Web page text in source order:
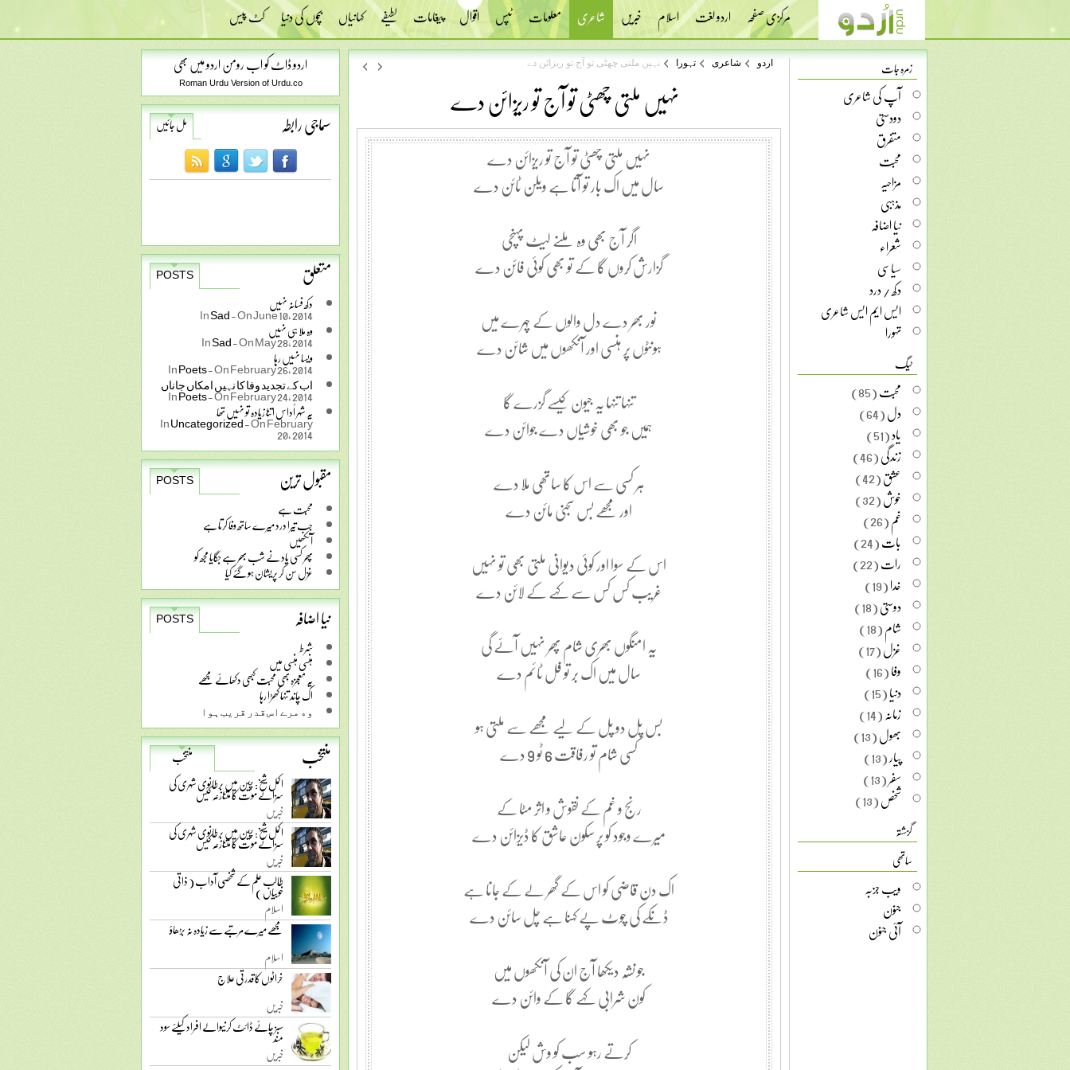
مرکزی صفحہ اردو لغت اسلام خبریں شاعری معلومات ٹپس اقوال پیغامات لطیفے کہانیاں بچوں کی دنیا کٹ پیس
اردو ڈاٹ کو اب رومن اردو میں بھی
Roman Urdu Version of Urdu.co
سماجی رابطہ مل جائیں
متعلق
POSTS
دکھ فسانہ نہیں
InSad-On June 10, 2014
وہ ملا ہی نہیں InSad-On May 28, 2014
ویسا نہیں رہا InPoets-On February 26, 2014
ﺍﺏ ﮐﮯ ﺗﺠﺪﯾﺪ ﻭﻓﺎ ﮐﺎ ﻧﮩﯿﮟ ﺍﻣﮑﺎﮞ ﺟﺎﻧﺎﮞ
InPoets-On February 24, 2014
یہ شہر اُداس اتنا زیادہ تو نہیں تھا InUncategorized-On February
20, 2014
مقبول ترین
POSTS
محبت ہے
جب تیرا درد میرے ساتھ وفا کرتا ہے
آنکھیں
پھر کسی یاد نے شب بھر ہے جگایا مجھ کو
غزل سن کر پریشان ہو گئے کیا
نیا اضافہ
POSTS
شرط
ہنسی ہنسی میں
یہ معجزہ بھی محبت کبھی دکھائے مجھے
اک چاند تنہا کھڑا رہا
ﻭﮦ ﻣﺮﮮ ﺍﺱ ﻗﺪﺭ ﻗﺮﯾﺐ ﮨﻮﺍ
منتخب
منتخب
اکمل شیخ: چین میں برطانوی شہری کی
سزائے موت کا متنازعہ کیس
خبریں
اکمل شیخ: چین میں برطانوی شہری کی
سزائے موت کا متنازعہ کیس
خبریں
طالب علم کے شخصی آداب ( ذاتی
خوبیاں )
اسلام
مجھے میرے مرتبے سے زیادہ نہ بڑھاؤ
اسلام
خراٹوں کا قدرتی علاج
خبریں
سبز چائے ڈائٹ کرنیوالے افراد کیلئے سود
مند
خبریں
اردو شاعری تہورا نہیں ملتی چھٹی تو آج تو ریزائن دے
نہیں ملتی چھٹی تو آج تو ریزائن دے
نہیں ملتی چھٹی تو آج تو ریزائن دے
سال میں اک بار تو آتا ہے ویلن ٹائن دے
اگر آج بھی وہ ملنے لیٹ پہنچی
گزارش کروں گا کے تو بھی کوئی فائن دے
نور بھر دے دل والوں کے چہرے میں
ہونٹوں پر ہنسی اور آنکھوں میں شائن دے
تنہا تنہا یہ جیون کیسے گزرے گا
ہمیں جو بھی خوشیاں دے جوائن دے
ہر کسی سے اس کا ساتھی ملا دے
اور مجھے بس سجنی مائن دے
اس کے سوا اور کوئی دیوانی ملتی بھی تو نہیں
غریب کس کس سے کہے کے لائن دے
یہ امنگوں بھری شام پھر نہیں آئے گی
سال میں اک بر تو فل ٹائم دے
بس پل دو پل کے لیے مجھے سے ملتی ہو
کسی شام تو رفاقت 6 ٹو 9 دے
رنج و غم کے نقوش و اثر مٹا کے
میرے وجود کو پر سکون عاشق کا ڈیزائن دے
اک دن قاضی کو اس کے گھر لے کے جانا ہے
ڈنکے کی چوٹ پے کہنا ہے چل سائن دے
جو نشہ دیکھا آج ان کی آنکھوں میں
کون شرابی کہے گا کے وائن دے
کرتے رہو سب کو وش لیکن
زمرہ جات
آپ کی شاعری
دودستی
متفرق
محبت
مزاحیہ
مذہبی
نیا اضافہ
شعراء
سیاسی
دکھ / درد
ایس ایم ایس شاعری
تہورا
ٹیگ
محبت(85)
دل(64)
یاد(51)
زندگی(46)
عشق(42)
خوش(32)
غم(26)
بات(24)
رات(22)
خدا(19)
دوستی(18)
شام(18)
غزل(17)
وفا(16)
دنیا(15)
زمانہ(14)
بھول(13)
پیار(13)
سفر(13)
شخص(13)
گزشتہ
ساتھی
ویب جزبہ
جنون
آئی جنون